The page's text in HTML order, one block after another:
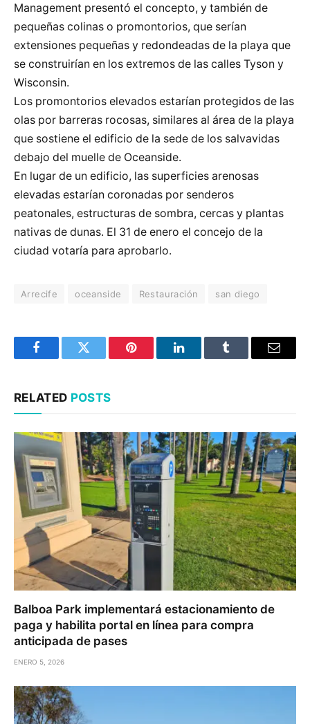
Management presentó el concepto, y también de
pequeñas colinas o promontorios, que serían
extensiones pequeñas y redondeadas de la playa que
se construirían en los extremos de las calles Tyson y
Wisconsin.
Los promontorios elevados estarían protegidos de las
olas por barreras rocosas, similares al área de la playa
que sostiene el edificio de la sede de los salvavidas
debajo del muelle de Oceanside.
En lugar de un edificio, las superficies arenosas
elevadas estarían coronadas por senderos
peatonales, estructuras de sombra, cercas y plantas
nativas de dunas. El 31 de enero el concejo de la
ciudad votaría para aprobarlo.
Arrecife oceanside Restauración san diego
FacebookTwitter Pinterest LinkedInTumblr Email
RELATED POSTS
Balboa Park implementará estacionamiento de
paga y habilita portal en línea para compra
anticipada de pases
ENERO 5, 2026